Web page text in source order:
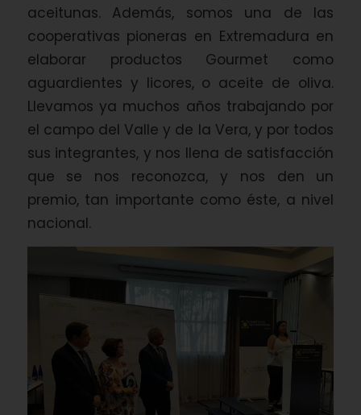
aceitunas. Además, somos una de las
cooperativas pioneras en Extremadura en
elaborar productos Gourmet como
aguardientes y licores, o aceite de oliva.
Llevamos ya muchos años trabajando por
el campo del Valle y de la Vera, y por todos
sus integrantes, y nos llena de satisfacción
que se nos reconozca, y nos den un
premio, tan importante como éste, a nivel
nacional.